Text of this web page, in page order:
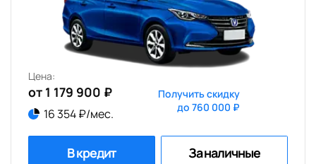
Цена:
от 1 179 900 ₽
16 354 ₽/мес.
Получить скидку
до 760 000 ₽
В кредит За наличные